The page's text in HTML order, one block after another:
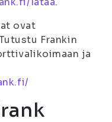
ovat
Frankin
ja